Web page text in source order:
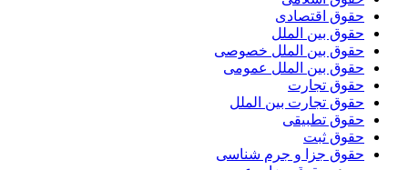
حقوق اقتصادی
حقوق بین الملل
حقوق بین الملل خصوصی
حقوق بین الملل عمومی
حقوق تجارت
حقوق تجارت بین الملل
حقوق تطبیقی
حقوق ثبت
حقوق جزا و جرم شناسی